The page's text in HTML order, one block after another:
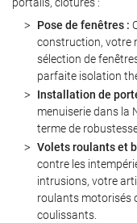
Pose de fenêtres :
construction, votre
sélection de
parfaite isolation
Installation de
menuiserie dans la
terme de
Volets roulants et
contre les
intrusions, votre
roulants motorisés
coulissants.